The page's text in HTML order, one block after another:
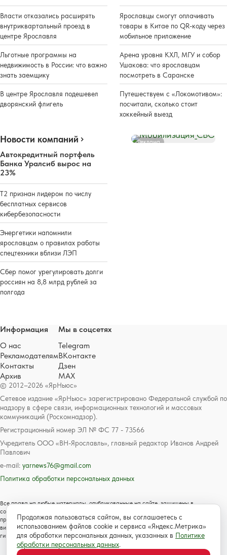
Власти отказались расширять
внутриквартальный проезд в
центре Ярославля
Льготные программы на
недвижимость в России: что важно
знать заемщику
В центре Ярославля подешевел
дворянский флигель
Ярославцы смогут оплачивать
товары в Китае по QR-коду через
мобильное приложение
Арена уровня КХЛ, МГУ и собор
Ушакова: что ярославцам
посмотреть в Саранске
Путешествуем с «Локомотивом»:
посчитали, сколько стоит
хоккейный выезд
Новости компаний
Автокредитный портфель
Банка Уралсиб вырос на
23%
Т2 признан лидером по числу
бесплатных сервисов
кибербезопасности
Энергетики напомнили
ярославцам о правилах работы
спецтехники вблизи ЛЭП
Сбер помог урегулировать долги
россиян на 8,8 млрд рублей за
полгода
Реклама
© 2012–2026 «ЯрНьюс»
Сетевое издание «ЯрНьюс» зарегистрировано Федеральной службой по
надзору в сфере связи, информационных технологий и массовых
коммуникаций (Роскомнадзор).
Регистрационный номер ЭЛ № ФС 77 - 73566
Учредитель ООО «ВН-Ярославль», главный редактор Иванов Андрей
Павлович
e-mail: yarnews76@gmail.com
Политика обработки персональных данных
Все права на любые материалы, опубликованные на сайте, защищены в
соответствии с российским и международным законодательством об авторском
праве и смежных правах. Любое использование текстовых, фото, аудио и
видеоматериалов возможно только с согласия правообладателя с обязательной
гиперссылкой на сайт https://www.yarnews.net; Для детей старше 16 лет.
Информация
О нас
Рекламодателям
Контакты
Архив
Мы в соцсетях
Telegram
ВКонтакте
Дзен
MAX
Продолжая пользоваться сайтом, вы соглашаетесь с
использованием файлов cookie и сервиса «Яндекс.Метрика»
для обработки персональных данных, указанных в Политике
обработки персональных данных.